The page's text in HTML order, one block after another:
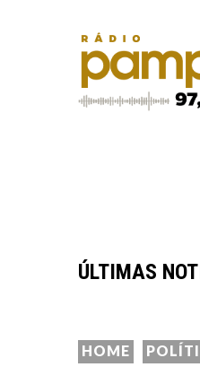
ÚLTIMAS
HOME